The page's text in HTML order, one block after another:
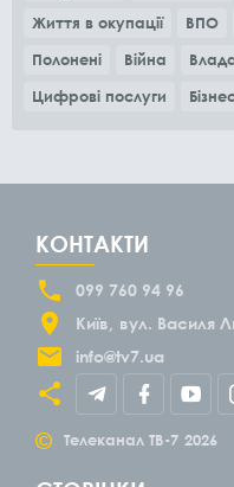
Життя в окупації
ВПО
Полонені
Війна
Цифрові послуги
КОНТАКТИ
099 760 94 96
Київ
вул. Василя
info@tv7.ua
© Телеканал ТВ-7 2026